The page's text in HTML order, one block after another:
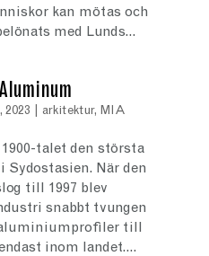
kan mötas och
med Lunds...
2023 arkitektur, MIA
talet den största
När den
till 1997 blev
snabbt tvungen
till
inom landet....